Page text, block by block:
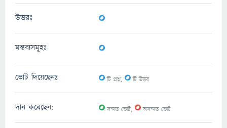
উত্তরঃ 0
মন্তব্যসমূহঃ 0
ভোট দিয়েছেনঃ 0টি প্রশ্ন, 0টি উত্তর
দান করেছেন: 0সম্মত ভোট, 0অসম্মত ভোট